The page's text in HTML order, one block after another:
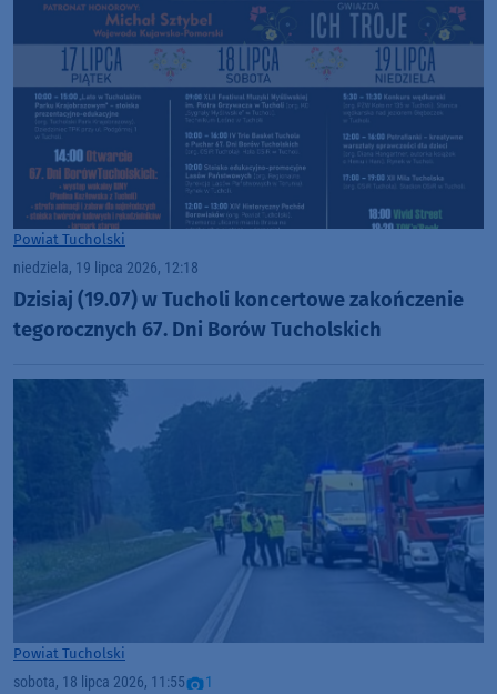
Powiat Tucholski
niedziela, 19 lipca 2026, 12:18
Dzisiaj (19.07) w Tucholi koncertowe zakończenie
tegorocznych 67. Dni Borów Tucholskich
Powiat Tucholski
sobota, 18 lipca 2026, 11:55 1